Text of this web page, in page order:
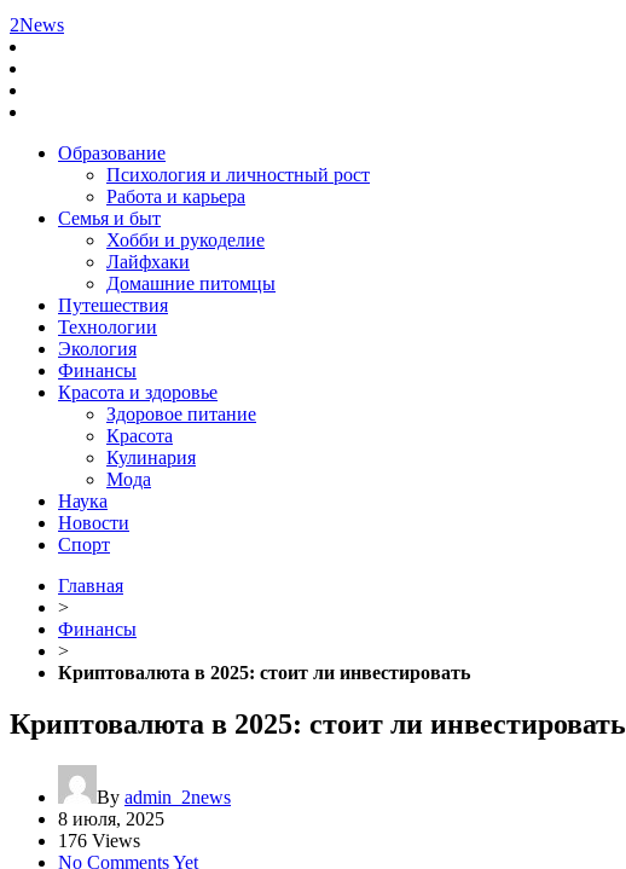
2News
Образование
Психология и личностный рост
Работа и карьера
Семья и быт
Хобби и рукоделие
Лайфхаки
Домашние питомцы
Путешествия
Технологии
Экология
Финансы
Красота и здоровье
Здоровое питание
Красота
Кулинария
Мода
Наука
Новости
Спорт
Главная
>
Финансы
>
Криптовалюта в 2025: стоит ли инвестировать
Криптовалюта в 2025: стоит ли инвестировать
By admin_2news
8 июля, 2025
176 Views
No Comments Yet